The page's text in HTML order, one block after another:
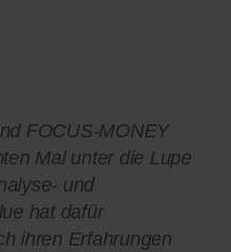
FOCUS-MONEY
Mal unter die Lupe
und
hat dafür
ihren Erfahrungen